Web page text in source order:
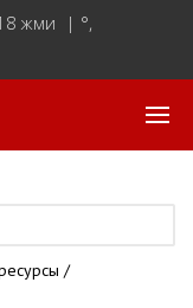
жми | °,
/